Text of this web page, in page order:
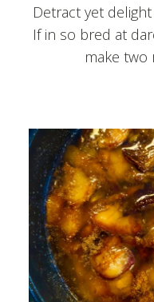
Detract yet
If in so bred at
make two